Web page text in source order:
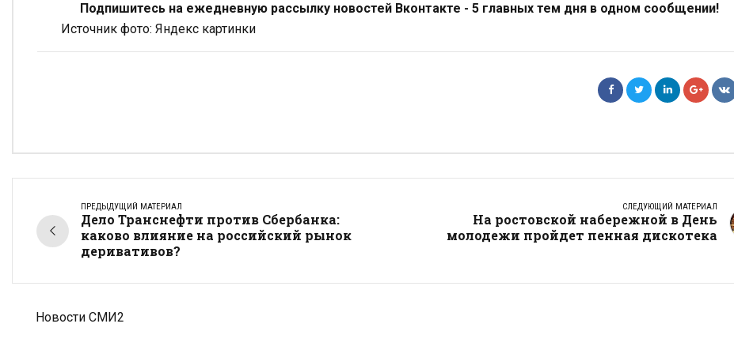
Подпишитесь на ежедневную рассылку новостей Вконтакте - 5 главных тем дня в одном сообщении!
Источник фото: Яндекс картинки
ПРЕДЫДУЩИЙ МАТЕРИАЛ
Дело Транснефти против Сбербанка:
каково влияние на российский рынок
деривативов?
СЛЕДУЮЩИЙ МАТЕРИАЛ
На ростовской набережной в День
молодежи пройдет пенная дискотека
Новости СМИ2